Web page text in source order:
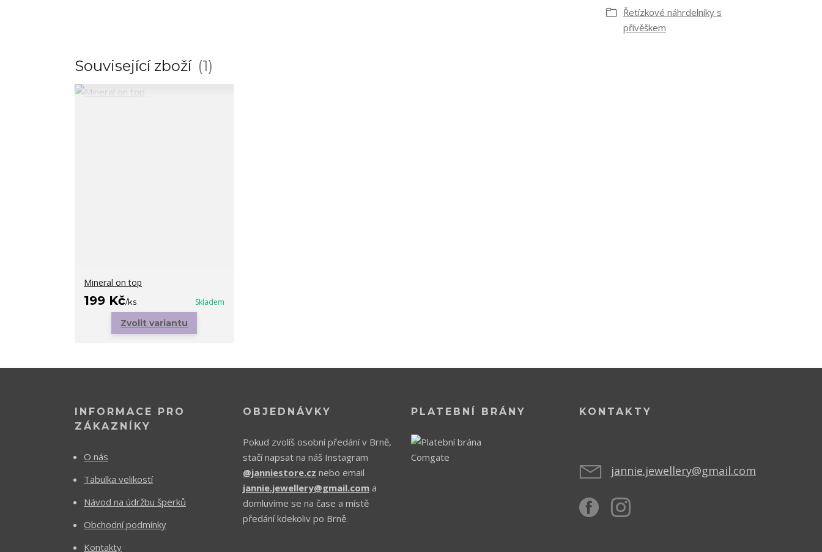
Řetízkové náhrdelníky s
přívěškem
Související zboží 1
Mineral on top
199 Kč/ks Skladem
Zvolit variantu
INFORMACE PRO
ZÁKAZNÍKY
O nás
Tabulka velikostí
Návod na údržbu šperků
Obchodní podmínky
Kontakty
OBJEDNÁVKY
Pokud zvolíš osobní předání v Brně,
stačí napsat na náš Instagram
@janniestore.cz nebo email
jannie.jewellery@gmail.com a
domluvíme se na čase a místě
předání kdekoliv po Brně.
PLATEBNÍ BRÁNY KONTAKTY
jannie.jewellery@gmail.com